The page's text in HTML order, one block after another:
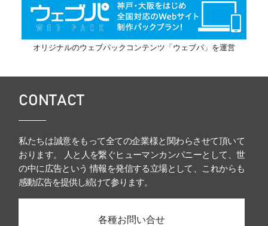
オリジナルのウェブパックコンテンツ「ウェブパ」を運営
CONTACT
私たちは誠意をもって全ての企業様と関わらさせて頂いて
おります。 人と人を繋ぐヒューマンカンパニーとして、世
の中に広告という 情報を発信する立場として、これからも
感動広告を提供し続けて参ります。
各種お問い合せ